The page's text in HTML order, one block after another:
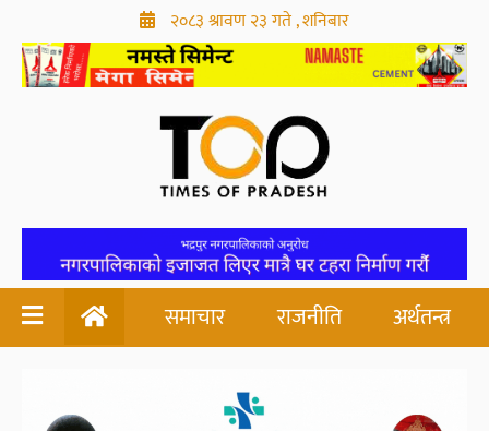
२०८३ श्रावण २३ गते , शनिबार
समाचार राजनीति अर्थतन्त्र